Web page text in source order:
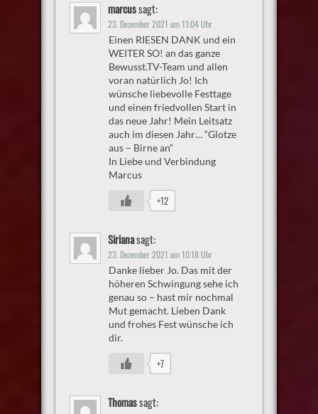
marcussagt:
23. Dezember 2021 um 11:04 Uhr
Einen RIESEN DANK und ein
WEITER SO! an das ganze
Bewusst.TV-Team und allen
voran natürlich Jo! Ich
wünsche liebevolle Festtage
und einen friedvollen Start in
das neue Jahr! Mein Leitsatz
auch im diesen Jahr… “Glotze
aus – Birne an“
In Liebe und Verbindung
Marcus
+12
Sirianasagt:
23. Dezember 2021 um 10:18 Uhr
Danke lieber Jo. Das mit der
höheren Schwingung sehe ich
genau so – hast mir nochmal
Mut gemacht. Lieben Dank
und frohes Fest wünsche ich
dir.
+7
Thomassagt: